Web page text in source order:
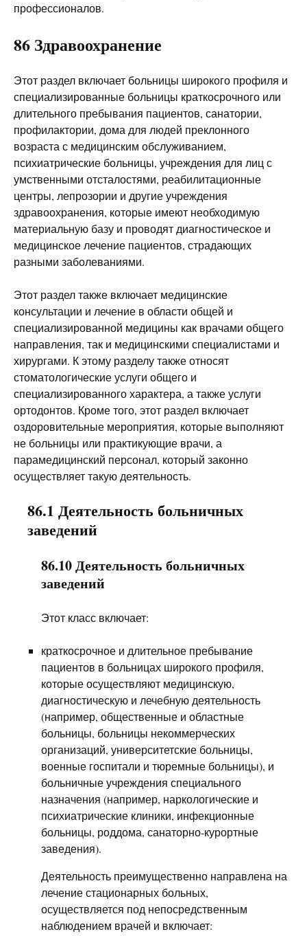
профессионалов.
86 Здравоохранение
Этот раздел включает больницы широкого профиля и
специализированные больницы краткосрочного или
длительного пребывания пациентов, санатории,
профилактории, дома для людей преклонного
возраста с медицинским обслуживанием,
психиатрические больницы, учреждения для лиц с
умственными отсталостями, реабилитационные
центры, лепрозории и другие учреждения
здравоохранения, которые имеют необходимую
материальную базу и проводят диагностическое и
медицинское лечение пациентов, страдающих
разными заболеваниями.
Этот раздел также включает медицинские
консультации и лечение в области общей и
специализированной медицины как врачами общего
направления, так и медицинскими специалистами и
хирургами. К этому разделу также относят
стоматологические услуги общего и
специализированного характера, а также услуги
ортодонтов. Кроме того, этот раздел включает
оздоровительные мероприятия, которые выполняют
не больницы или практикующие врачи, а
парамедицинский персонал, который законно
осуществляет такую деятельность.
86.1 Деятельность больничных
заведений
86.10 Деятельность больничных
заведений
Этот класс включает:
краткосрочное и длительное пребывание
пациентов в больницах широкого профиля,
которые осуществляют медицинскую,
диагностическую и лечебную деятельность
(например, общественные и областные
больницы, больницы некоммерческих
организаций, университетские больницы,
военные госпитали и тюремные больницы), и
больничные учреждения специального
назначения (например, наркологические и
психиатрические клиники, инфекционные
больницы, роддома, санаторно-курортные
заведения).
Деятельность преимущественно направлена на
лечение стационарных больных,
осуществляется под непосредственным
наблюдением врачей и включает: